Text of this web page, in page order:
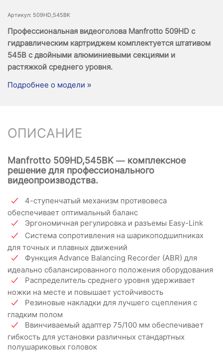
Артикул: 509HD,545BK
Профессиональная видеоголова Manfrotto 509HD с
гидравлическим картриджем комплектуется штативом
545B с двойными алюминиевыми секциями и
растяжкой среднего уровня.
Подробнее о модели »
ОПИСАНИЕ
Manfrotto 509HD,545BK — комплексное
решение для профессионального
видеопроизводства.
4-ступенчатый механизм противовеса
обеспечивает оптимальный баланс
Эргономичная регулировка и разъемы Easy-Link
Система сопротивления на шарикоподшипниках
для точных и плавных движений
Функция Advance Balancing Recorder (ABR) для
идеально сбалансированного положения оборудования
Распределитель среднего уровня удерживает
ножки на месте и повышает устойчивость
Резиновые накладки для лучшего сцепления с
гладким полом
Ввинчиваемый адаптер 75/100 мм обеспечивает
гибкость для установки различных стандартных
полушариковых головок